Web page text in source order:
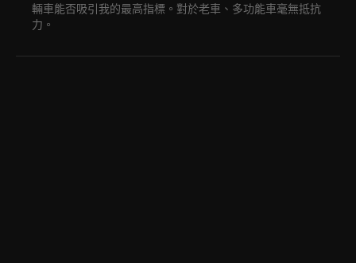
輛車能否吸引我的最高指標。對於老車、多功能車毫無抵抗
力。